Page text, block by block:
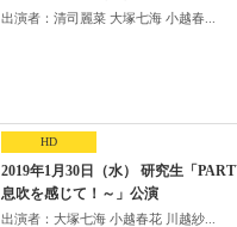
出演者：清司麗菜 大塚七海 小越春...
HD
2019年1月30日（水） 研究生「
息吹を感じて！～」公演
出演者：大塚七海 小越春花 川越紗...